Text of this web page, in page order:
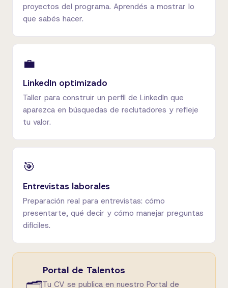
proyectos del programa. Aprendés a mostrar lo
que sabés hacer.
💼
LinkedIn optimizado
Taller para construir un perfil de LinkedIn que
aparezca en búsquedas de reclutadores y refleje
tu valor.
🎯
Entrevistas laborales
Preparación real para entrevistas: cómo
presentarte, qué decir y cómo manejar preguntas
difíciles.
Portal de Talentos
Tu CV se publica en nuestro Portal de